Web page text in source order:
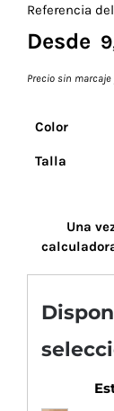
Referencia
Desde
Precio sin marcaje
Color
Talla
Una